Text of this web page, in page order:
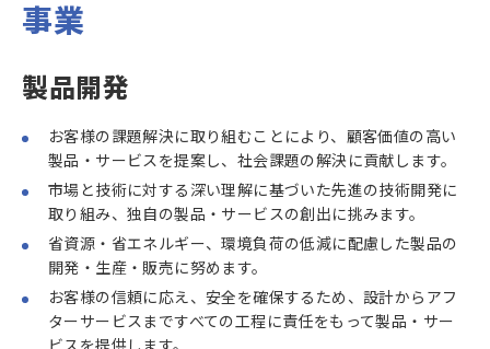
事業
製品開発
お客様の課題解決に取り組むことにより、顧客価値の高い
製品・サービスを提案し、社会課題の解決に貢献します。
市場と技術に対する深い理解に基づいた先進の技術開発に
取り組み、独自の製品・サービスの創出に挑みます。
省資源・省エネルギー、環境負荷の低減に配慮した製品の
開発・生産・販売に努めます。
お客様の信頼に応え、安全を確保するため、設計からアフ
ターサービスまですべての工程に責任をもって製品・サー
ビスを提供します。